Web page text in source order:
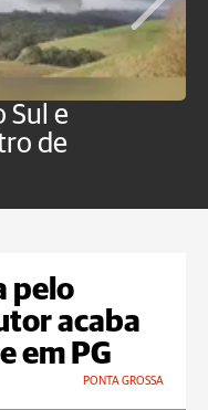
Sul e
de
pelo
acaba
em PG
PONTA GROSSA